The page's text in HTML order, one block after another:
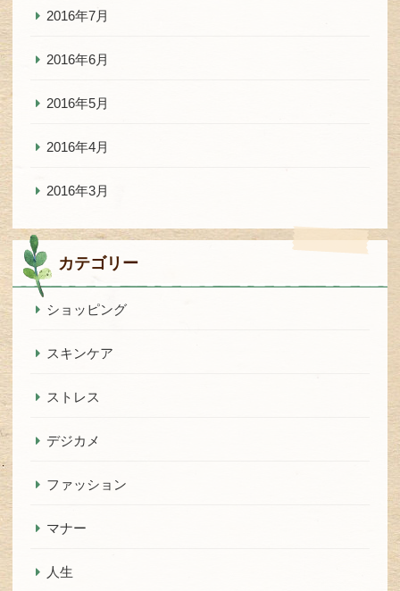
2016年7月
2016年6月
2016年5月
2016年4月
2016年3月
カテゴリー
ショッピング
スキンケア
ストレス
デジカメ
ファッション
マナー
人生